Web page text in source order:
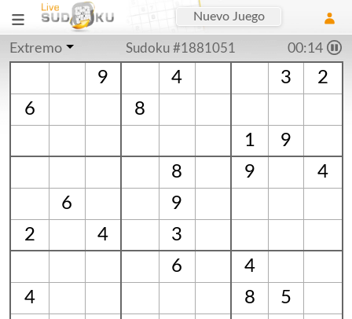
Nuevo Juego
Extremo Sudoku #1881051 00:15
9 4 3
2
6
8
1
9
8
9
4
6
9
2
4
3
6
4
4
8
5